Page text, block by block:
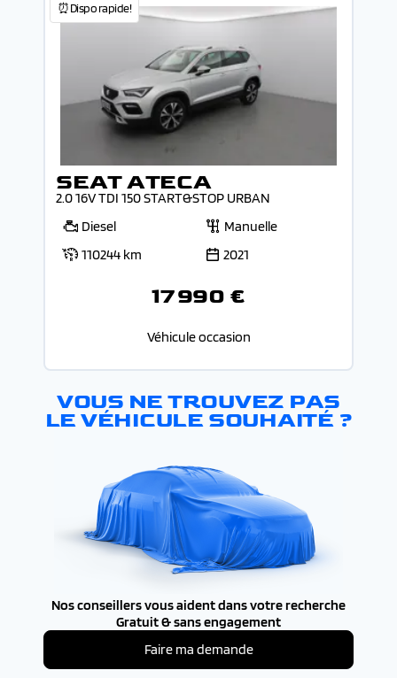
⏰Dispo rapide!
SEAT ATECA
2.0 16V TDI 150 START&STOP URBAN
Diesel
Manuelle
110244 km
2021
17 990 €
Véhicule occasion
VOUS NE TROUVEZ PAS
LE VÉHICULE SOUHAITÉ ?
Nos conseillers vous aident dans votre recherche
Gratuit & sans engagement
Faire ma demande